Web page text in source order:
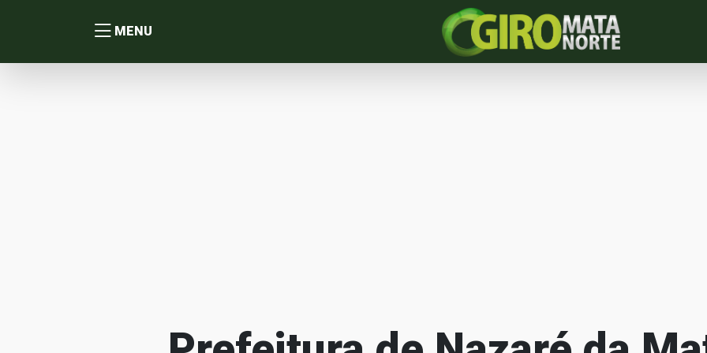
MENU